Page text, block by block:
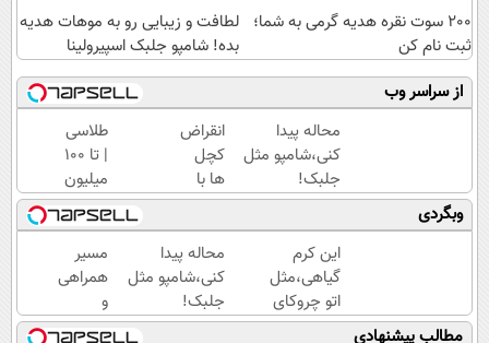
200 سوت نقره هدیه گرمی به شما؛
ثبت نام کن
لطافت و زیبایی رو به موهات هدیه
بده! شامپو جلبک اسپیرولینا
از سراسر وب
محاله پیدا
کنی،شامپو مثل
جلبک!
ضدریزش+رویش
مجدد40%تخفیف
انقراض
کچل
ها با
این
پک
رویش
موی
جلبک!
طلاسی
| تا 100
میلیون
وام
آنی
خرید
طلا💰
ثبت
نام
وبگردی
این کرم
گیاهی،مثل
اتو چروکای
پوستتوصاف
محاله پیدا
کنی،شامپو مثل
جلبک!
ضدریزش+رویش
مسیر
همراهی
و
گزارش
مطالب پیشنهادی